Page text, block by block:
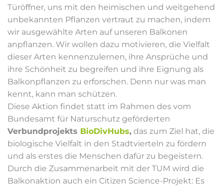
Türöffner, uns mit den heimischen und weitgehend
unbekannten Pflanzen vertraut zu machen, indem
wir ausgewählte Arten auf unseren Balkonen
anpflanzen. Wir wollen dazu motivieren, die Vielfalt
dieser Arten kennenzulernen, ihre Ansprüche und
ihre Schönheit zu begreifen und ihre Eignung als
Balkonpflanzen zu erforschen. Denn nur was man
kennt, kann man schützen.
Diese Aktion findet statt im Rahmen des vom
Bundesamt für Naturschutz geförderten
Verbundprojekts BioDivHubs, das zum Ziel hat, die
biologische Vielfalt in den Stadtvierteln zu fördern
und als erstes die Menschen dafür zu begeistern.
Durch die Zusammenarbeit mit der TUM wird die
Balkonaktion auch ein Citizen Science-Projekt: Es